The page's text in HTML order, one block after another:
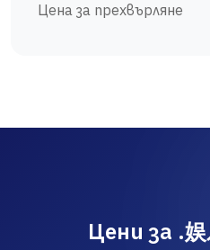
Цена за прехвърляне
Цени за .